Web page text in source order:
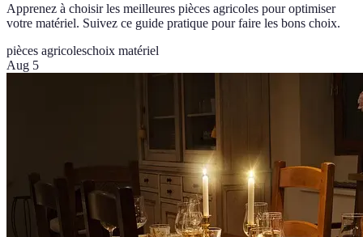
Apprenez à choisir les meilleures pièces agricoles pour optimiser
votre matériel. Suivez ce guide pratique pour faire les bons choix.
pièces agricoleschoix matériel
Aug 5